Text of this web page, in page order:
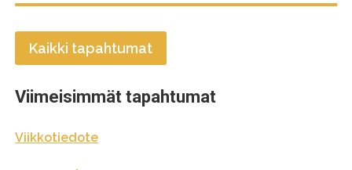
Kaikki tapahtumat
Viimeisimmät tapahtumat
Viikkotiedote